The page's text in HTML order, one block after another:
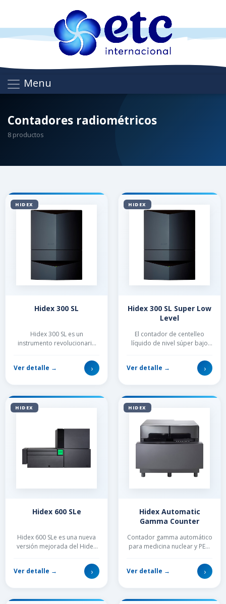
Menu
Contadores radiométricos
8 productos
HIDEX
Hidex 300 SL
Hidex 300 SL es un
instrumento revolucionario
incorpora la tecnología más
avanzada de detecci...
Ver detalle → ›
HIDEX
Hidex 300 SL Super Low
Level
El contador de centelleo
líquido de nivel súper bajo
con blindaje de plomo
adicional, dete...
Ver detalle → ›
HIDEX
Hidex 600 SLe
Hidex 600 SLe es una nueva
versión mejorada del Hidex
centelleo líquido más
eficiente del merc...
Ver detalle → ›
HIDEX
Hidex Automatic
Gamma Counter
Contador gamma automático
para medicina nuclear y PET.
muestras se pueden pesar
automáticam...
Ver detalle → ›